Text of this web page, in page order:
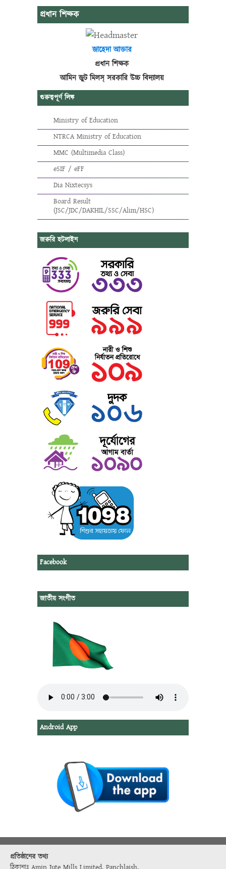
প্রধান শিক্ষক
জাহেদা আক্তার
প্রধান শিক্ষক
আমিন জুট মিলস্ সরকারি উচ্চ বিদ্যালয়
গুরুত্বপূর্ণ লিঙ্ক
Ministry of Education
NTRCA Ministry of Education
MMC (Multimedia Class)
eSIF / eFF
Dia Nixtecsys
Board Result
(JSC/JDC/DAKHIL/SSC/Alim/HSC)
জরুরি হটলাইন
Facebook
জাতীয় সংগীত
Android App
প্রতিষ্ঠানের তথ্য